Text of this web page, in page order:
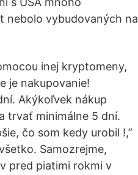
nebolo vybudovaných na
inej kryptomeny,
je nakupovanie!
Akýkoľvek nákup
trvať minimálne 5 dní.
čo som kedy urobil !,”
Samozrejme,
pred piatimi rokmi v